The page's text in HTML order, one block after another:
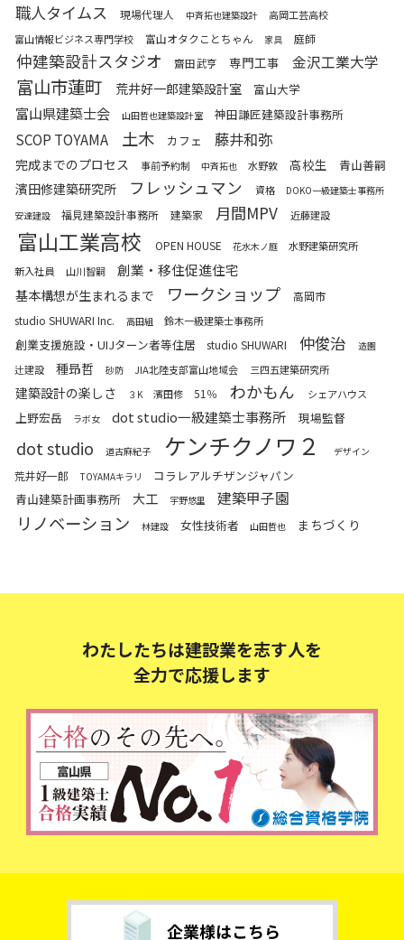
職人タイムス 現場代理人 中斉拓也建築設計
高岡工芸高校
富山情報ビジネス専門学校
富山オタクことちゃん 家具 庭師
仲建築設計スタジオ 齋田武亨 専門工事 金沢工業大学
富山市蓮町 荒井好一郎建築設計室 富山大学
富山県建築士会 山田哲也建築設計室 神田謙匠建築設計事務所
SCOP TOYAMA 土木 カフェ 藤井和弥
完成までのプロセス 事前予約制 中斉拓也 水野敦 高校生 青山善嗣
濱田修建築研究所 フレッシュマン 資格
DOKO一級建築士事務所
安達建設
福見建築設計事務所 建築家 月間MPV 近藤建設
富山工業高校 OPEN HOUSE 花水木ノ庭
水野建築研究所
新入社員
山川智嗣 創業・移住促進住宅
基本構想が生まれるまで ワークショップ
高岡市
studio SHUWARI Inc.
高田組 鈴木一級建築士事務所
創業支援施設・UIJターン者等住居 studio SHUWARI 仲俊治 造園
辻建設 種昻哲 砂防 JIA北陸支部富山地域会 三四五建築研究所
建築設計の楽しさ ３K 濱田修 51％ わかもん シェアハウス
上野宏岳 ラボ女 dot studio一級建築士事務所 現場監督
dot studio 道古麻紀子 ケンチクノワ２ デザイン
荒井好一郎 TOYAMAキラリ
コラレアルチザンジャパン
青山建築計画事務所
大工 宇野悠里 建築甲子園
リノベーション 林建設 女性技術者 山田哲也 まちづくり
わたしたちは建設業を志す人を
全力で応援します